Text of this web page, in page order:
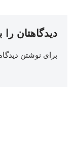
دیدگاهتان را
برای نوشتن دیدگاه